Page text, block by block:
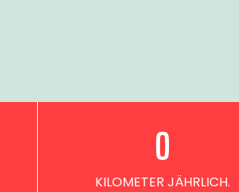
KILOMETER JÄHRLICH.
0